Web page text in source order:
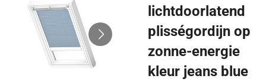
lichtdoorlatend
plisségordijn op
zonne-energie
kleur jeans blue